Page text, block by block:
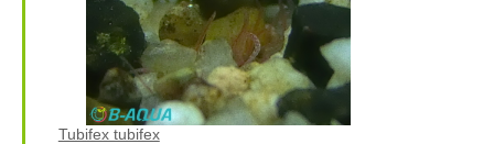
Tubifex tubifex